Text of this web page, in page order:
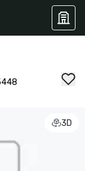
3D